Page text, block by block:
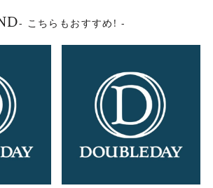
- こちらもおすすめ! -